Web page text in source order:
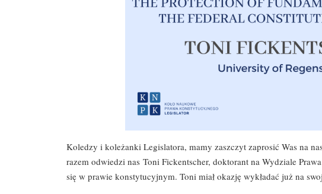
Koledzy i koleżanki Legislatora, mamy zaszczyt zaprosić Was na
razem odwiedzi nas Toni Fickentscher, doktorant na Wydziale
się w prawie konstytucyjnym. Toni miał okazję wykładać już na